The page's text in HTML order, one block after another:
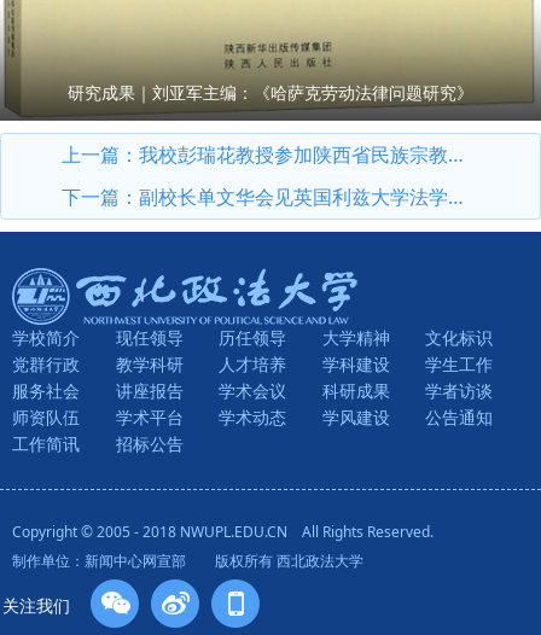
研究成果｜刘亚军主编：《哈萨克劳动法律问题研究》
上一篇： 我校彭瑞花教授参加陕西省民族宗教工作专家库座谈会
下一篇： 副校长单文华会见英国利兹大学法学院代表
学校简介 现任领导 历任领导 大学精神
文化标识
党群行政
教学科研 人才培养 学科建设
学生工作
服务社会
讲座报告 学术会议 科研成果
学者访谈
师资队伍
学术平台 学术动态 学风建设
公告通知
工作简讯
招标公告
Copyright © 2005 - 2018 NWUPL.EDU.CN All Rights Reserved.
制作单位：新闻中心网宣部 版权所有 西北政法大学
关注我们